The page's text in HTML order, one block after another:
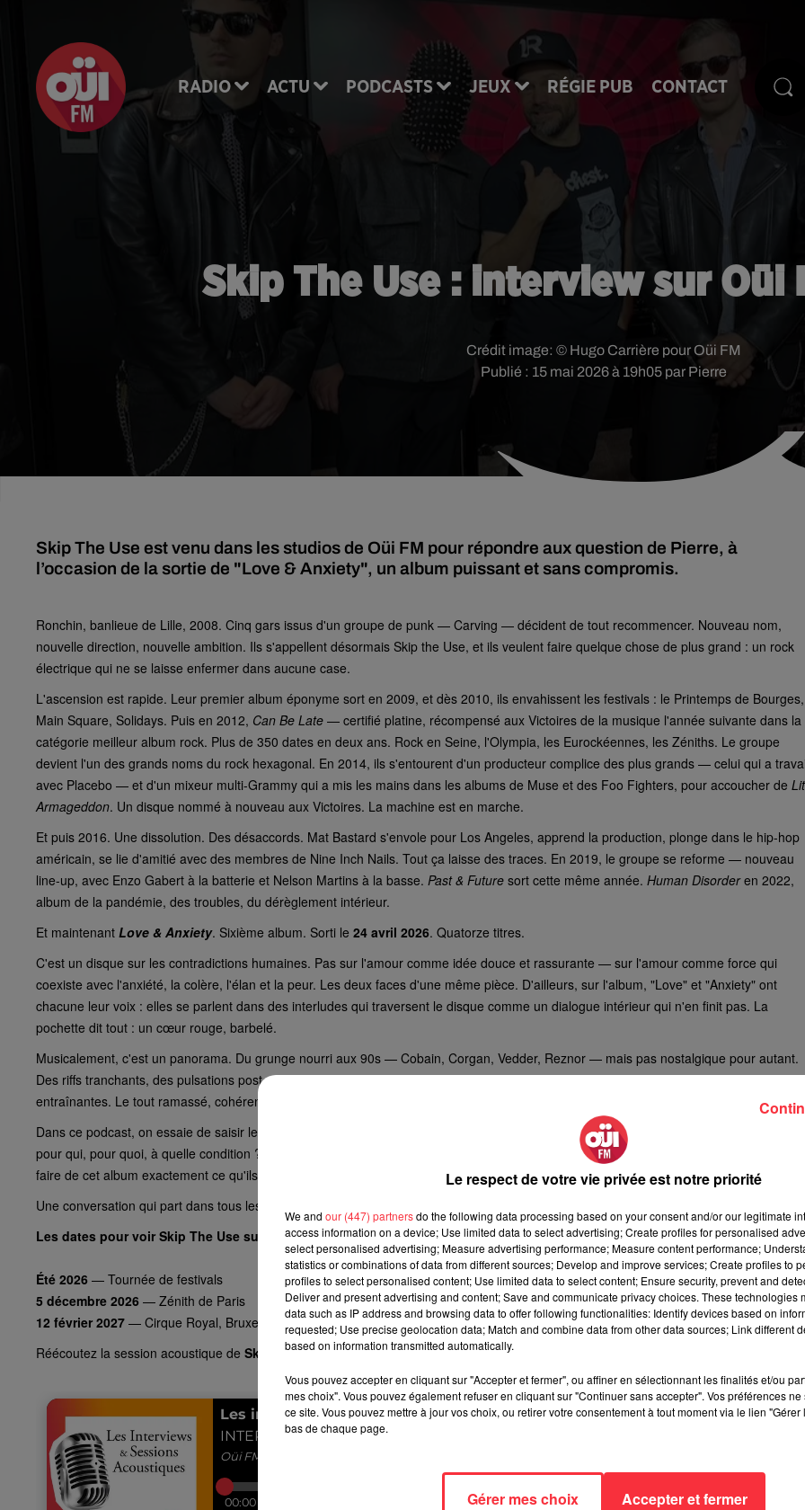
RADIO ACTU PODCASTS JEUX RÉGIE PUB CONTACT
Skip The Use : interview sur Oüi
Publié : 15 mai 2026 à 19h05 par Pierre
Crédit image: © Hugo Carrière pour Oüi FM
Skip The Use est venu dans les studios de Oüi FM pour répondre aux question de Pierre, à
l’occasion de la sortie de "Love & Anxiety", un album puissant et sans compromis.
Ronchin, banlieue de Lille, 2008. Cinq gars issus d'un groupe de punk — Carving — décident de tout recommencer. Nouveau nom,
nouvelle direction, nouvelle ambition. Ils s'appellent désormais Skip the Use, et ils veulent faire quelque chose de plus grand : un rock
électrique qui ne se laisse enfermer dans aucune case.
L'ascension est rapide. Leur premier album éponyme sort en 2009, et dès 2010, ils envahissent les festivals : le Printemps de Bourges,
Main Square, Solidays. Puis en 2012, Can Be Late — certifié platine, récompensé aux Victoires de la musique l'année suivante dans la
catégorie meilleur album rock. Plus de 350 dates en deux ans. Rock en Seine, l'Olympia, les Eurockéennes, les Zéniths. Le groupe
devient l'un des grands noms du rock hexagonal. En 2014, ils s'entourent d'un producteur complice des plus grands — celui qui a
avec Placebo — et d'un mixeur multi-Grammy qui a mis les mains dans les albums de Muse et des Foo Fighters, pour accoucher de
Armageddon. Un disque nommé à nouveau aux Victoires. La machine est en marche.
Et puis 2016. Une dissolution. Des désaccords. Mat Bastard s'envole pour Los Angeles, apprend la production, plonge dans le hip-hop
américain, se lie d'amitié avec des membres de Nine Inch Nails. Tout ça laisse des traces. En 2019, le groupe se reforme — nouveau
line-up, avec Enzo Gabert à la batterie et Nelson Martins à la basse. Past & Future sort cette même année. Human Disorder en 2022,
album de la pandémie, des troubles, du dérèglement intérieur.
Et maintenant Love & Anxiety. Sixième album. Sorti le 24 avril 2026. Quatorze titres.
C'est un disque sur les contradictions humaines. Pas sur l'amour comme idée douce et rassurante — sur l'amour comme force qui
coexiste avec l'anxiété, la colère, l'élan et la peur. Les deux faces d'une même pièce. D'ailleurs, sur l'album, "Love" et "Anxiety" ont
chacune leur voix : elles se parlent dans des interludes qui traversent le disque comme un dialogue intérieur qui n'en finit pas. La
pochette dit tout : un cœur rouge, barbelé.
Musicalement, c'est un panorama. Du grunge nourri aux 90s — Cobain, Corgan, Vedder, Reznor — mais pas nostalgique pour autant.
Des riffs tranchants, des pulsations post-punk, des textures électro nerveuses, du groove sous tension, des rythmiques puissantes et
entraînantes. Le tout ramassé, cohérent, libre. Skip the Use assume une chose depuis le début : ne rien s'interdire. Et ça s'entend.
Dans ce podcast, on essaie de saisir le message — et ils nous taquinent un peu. On parle de l'amour et de ce qu'ils mettent dedans :
pour qui, pour quoi, à quelle condition ? On parle du temps qu'ils ont pris — volontairement, sans pression, sans concessions — pour
faire de cet album exactement ce qu'ils voulaient qu'il soit. Ni pour l'industrie, ni pour les tendances. Pour leur public. Et pour eux.
Une conversation qui part dans tous les sens et qui, quelque part, ressemble à leur musique.
Les dates pour voir Skip The Use sur scène :
Été 2026 — Tournée de festivals
5 décembre 2026 — Zénith de Paris
12 février 2027 — Cirque Royal, Bruxelles
Réécoutez la session acoustique de Skip The Useenregistrée en décembre dernier
Le respect de votre vie privée est notre priorité
We and our (447) partnersdo the following data processing based on your consent and/or our legitimate
access information on a device; Use limited data to select advertising; Create profiles for personalised
select personalised advertising; Measure advertising performance; Measure content performance;
statistics or combinations of data from different sources; Develop and improve services; Create profiles to
profiles to select personalised content; Use limited data to select content; Ensure security, prevent and
Deliver and present advertising and content; Save and communicate privacy choices. These technologies
data such as IP address and browsing data to offer following functionalities: Identify devices based on
requested; Use precise geolocation data; Match and combine data from other data sources; Link different
based on information transmitted automatically.
Vous pouvez accepter en cliquant sur "Accepter et fermer", ou affiner en sélectionnant les finalités et/ou
mes choix". Vous pouvez également refuser en cliquant sur "Continuer sans accepter". Vos préférences
ce site. Vous pouvez mettre à jour vos choix, ou retirer votre consentement à tout moment via le lien
bas de chaque page.
Gérer mes choix Accepter et fermer